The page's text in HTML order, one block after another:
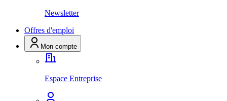
Newsletter
Offres d'emploi
Mon compte
Espace Entreprise